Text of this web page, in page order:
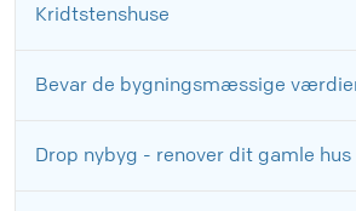
Kridtstenshuse
Bevar de bygningsmæssige
Drop nybyg - renover dit gamle hus